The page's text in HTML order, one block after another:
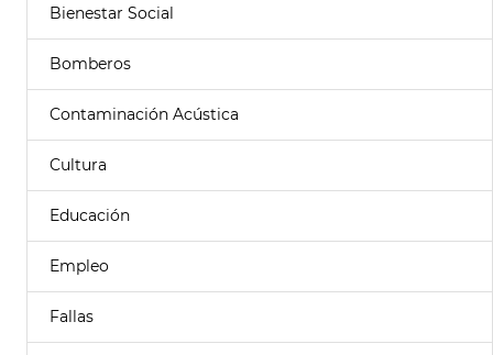
Bienestar Social
Bomberos
Contaminación Acústica
Cultura
Educación
Empleo
Fallas